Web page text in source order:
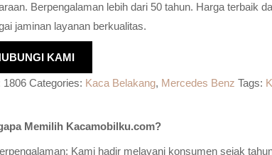
Berpengalaman lebih dari 50 tahun. Harga terbaik
jaminan layanan berkualitas.
KAMI
1806 Categories: Kaca Belakang, Mercedes Benz Tags:
Memilih Kacamobilku.com?
Kami hadir melayani konsumen sejak